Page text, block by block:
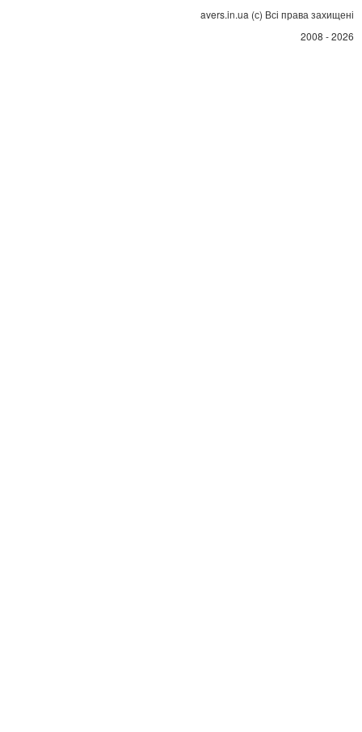
avers.in.ua (с) Всі права захищені
2008 - 2026